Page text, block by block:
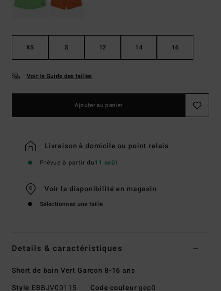
XS S 12 14 16
Voir le Guide des tailles
Ajouter au panier
Livraison à domicile ou point relais
Prévue à partir du11 août
Voir la disponibilité en magasin
Sélectionnez une taille
Details & caractéristiques
Short de bain Vert Garçon 8-16 ans
Style EBBJV00115 Code couleur gep0